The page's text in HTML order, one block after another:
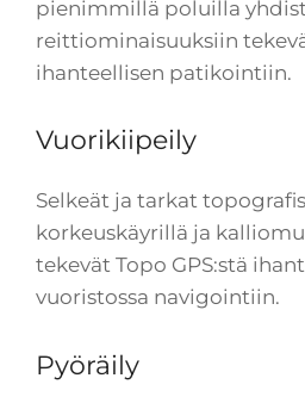
pienimmillä poluilla
reittiominaisuuksiin
ihanteellisen patikointiin.
Vuorikiipeily
Selkeät ja tarkat
korkeuskäyrillä ja
tekevät Topo GPS:stä
vuoristossa navigointiin.
Pyöräily